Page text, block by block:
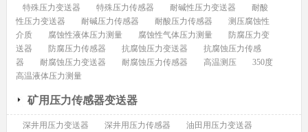
特殊压力变送器
特殊压力传感器 耐碱性压力变送器
耐酸
性压力变送器
耐碱压力传感器 耐酸压力传感器
测压腐蚀性
介质
腐蚀性液体压力测量 腐蚀性气体压力测量
防腐压力变
送器
防腐压力传感器 抗腐蚀压力变送器
抗腐蚀压力传感
器
耐腐蚀压力变送器 耐腐蚀压力传感器 高温测压
350度
高温液体压力测量
矿用压力传感器变送器
深井用压力变送器 深井用压力传感器
油田用压力变送器